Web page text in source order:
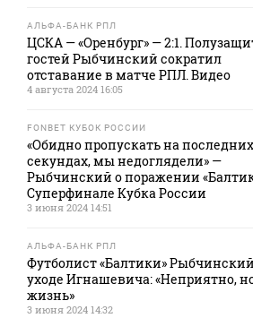
АЛЬФА-БАНК РПЛ
ЦСКА — «Оренбург» — 2:1.
гостей Рыбчинский сократил
отставание в матче РПЛ. Видео
4 августа 2024 16:05
FONBET КУБОК РОССИИ
«Обидно пропускать на последних
секундах, мы недоглядели» —
Рыбчинский о поражении
Суперфинале Кубка России
3 июня 2024 14:51
АЛЬФА-БАНК РПЛ
Футболист «Балтики»
уходе Игнашевича: «Неприятно,
жизнь»
3 июня 2024 14:32